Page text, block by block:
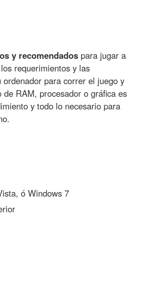
y recomendados para jugar a
requerimientos y las
para correr el juego y
RAM, procesador o gráfica es
y todo lo necesario para
ó Windows 7